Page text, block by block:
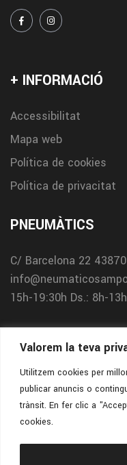
Valorem la teva
Utilitzem cookies per
publicar anuncis o
trànsit. En fer clic a
cookies.
+ INFORMACIÓ
Accessibilitat
Mapa web
Política de cookies
Política de privacitat
PNEUMÀTICS
C/ Barcelona 22
15h-19:30h Ds.: 8h-13h
C/ Holanda 343870
15h-18hDs.: 8h-13h